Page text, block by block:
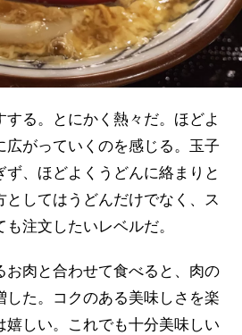
する。とにかく熱々だ。ほどよ
広がっていくのを感じる。玉子
ず、ほどよくうどんに絡まりと
としてはうどんだけでなく、ス
注文したいレベルだ。
お肉と合わせて食べると、肉の
した。コクのある美味しさを楽
嬉しい。これでも十分美味しい